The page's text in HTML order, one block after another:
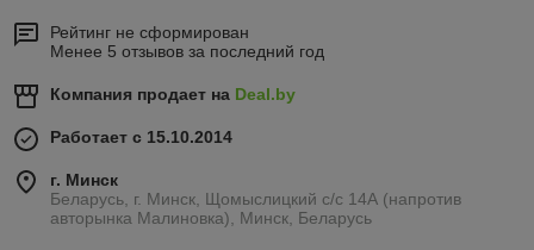
Рейтинг не сформирован
Менее 5 отзывов за последний год
Компания продает на Deal.by
Работает с 15.10.2014
г. Минск
Беларусь, г. Минск, Щомыслицкий с/с 14А (напротив
авторынка Малиновка), Минск, Беларусь